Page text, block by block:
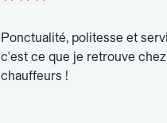
Ponctualité, politesse et
c'est ce que je retrouve
chauffeurs !